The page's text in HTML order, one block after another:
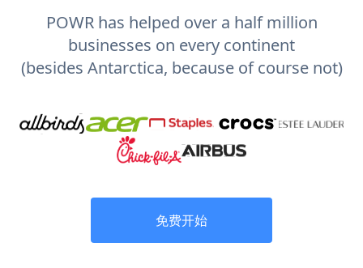
POWR has helped over a half million
businesses on every continent
(besides Antarctica, because of course not)
免费开始